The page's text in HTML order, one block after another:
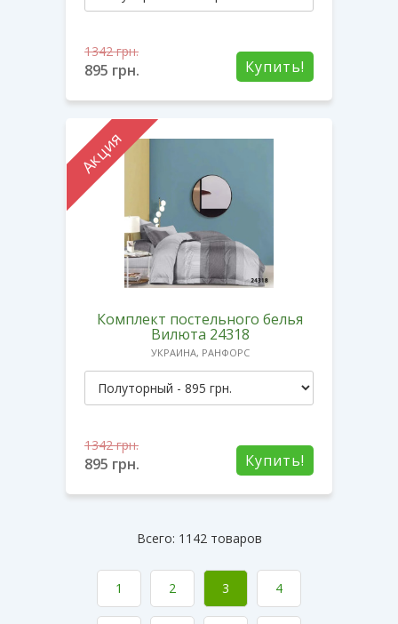
Купить!
1342грн.
895 грн.
Акция
Комплект постельного белья
Вилюта 24318
УКРАИНА, РАНФОРС
Купить!
1342грн.
895 грн.
Всего: 1142 товаров
1 2 3 4